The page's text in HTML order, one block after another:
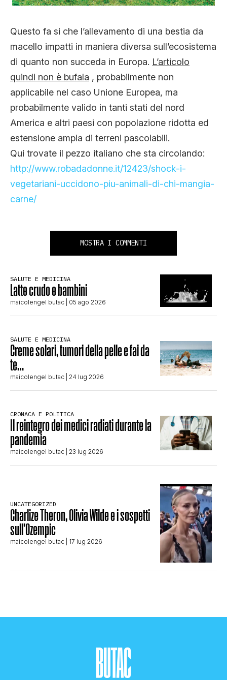
Questo fa si che l’allevamento di una bestia da
macello impatti in maniera diversa sull’ecosistema
di quanto non succeda in Europa. L’articolo
quindi non è bufala , probabilmente non
applicabile nel caso Unione Europea, ma
probabilmente valido in tanti stati del nord
America e altri paesi con popolazione ridotta ed
estensione ampia di terreni pascolabili.
Qui trovate il pezzo italiano che sta circolando:
http://www.robadadonne.it/12423/shock-i-
vegetariani-uccidono-piu-animali-di-chi-mangia-
carne/
MOSTRA I COMMENTI
SALUTE E MEDICINA
Latte crudo e bambini
maicolengel butac | 05 ago 2026
SALUTE E MEDICINA
Creme solari, tumori della pelle e fai da
te…
maicolengel butac | 24 lug 2026
CRONACA E POLITICA
Il reintegro dei medici radiati durante la
pandemia
maicolengel butac | 23 lug 2026
UNCATEGORIZED
Charlize Theron, Olivia Wilde e i sospetti
sull’Ozempic
maicolengel butac | 17 lug 2026